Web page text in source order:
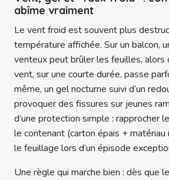
abîme vraiment
Le vent froid est souvent plus
température affichée. Sur un balcon,
venteux peut brûler les feuilles, alors
vent, sur une courte durée, passe
même, un gel nocturne suivi d’un
provoquer des fissures sur jeunes
d’une protection simple : rapprocher
le contenant (carton épais +
le feuillage lors d’un épisode
Une règle qui marche bien : dès que